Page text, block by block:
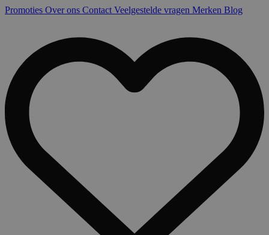
Promoties Over ons Contact Veelgestelde vragen Merken Blog